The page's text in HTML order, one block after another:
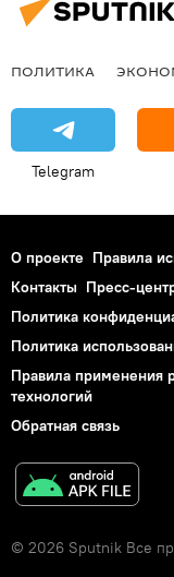
ПОЛИТИКА
Telegram
О проекте Правила
Контакты Пресс-
Политика
Политика
Правила применения
технологий
Обратная связь
© 2026 Sputnik Все